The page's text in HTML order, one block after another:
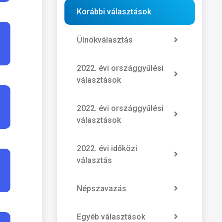
Korábbi választások
Ülnökválasztás
2022. évi országgyűlési
választások
2022. évi országgyűlési
választások
2022. évi időközi
választás
Népszavazás
Egyéb választások